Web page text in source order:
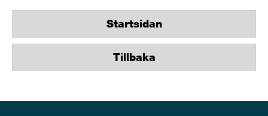
Startsidan
Tillbaka